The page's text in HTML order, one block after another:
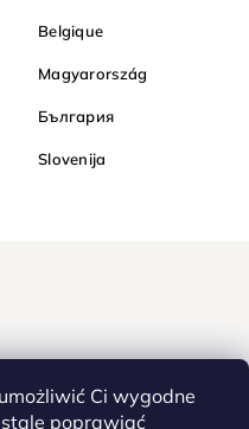
Ci wygodne
poprawiać
Belgique
Magyarország
България
Slovenija